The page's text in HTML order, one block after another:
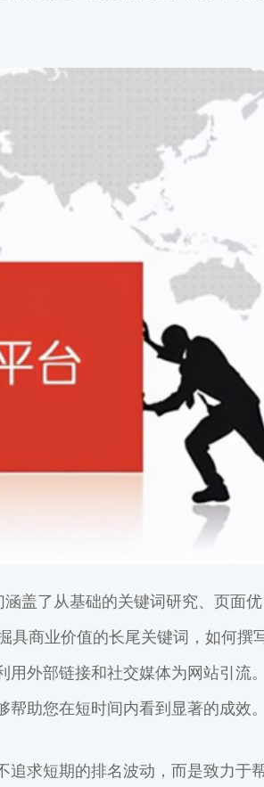
盖了从基础的关键词研究、页面优
具商业价值的长尾关键词，如何撰
用外部链接和社交媒体为网站引流
帮助您在短时间内看到显著的成效
追求短期的排名波动，而是致力于